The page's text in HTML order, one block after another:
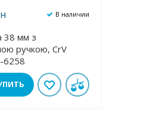
В наличии
38 мм з
ручкою, CrV
6258